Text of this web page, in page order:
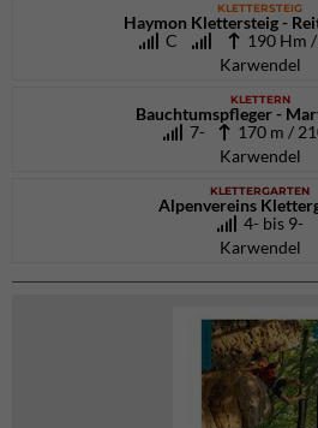
KLETTERSTEIG
Haymon Klettersteig -
C
190 Hm
Karwendel
KLETTERN
Bauchtumspfleger -
7- 170 m /
Karwendel
KLETTERGARTEN
Alpenvereins
4- bis 9-
Karwendel